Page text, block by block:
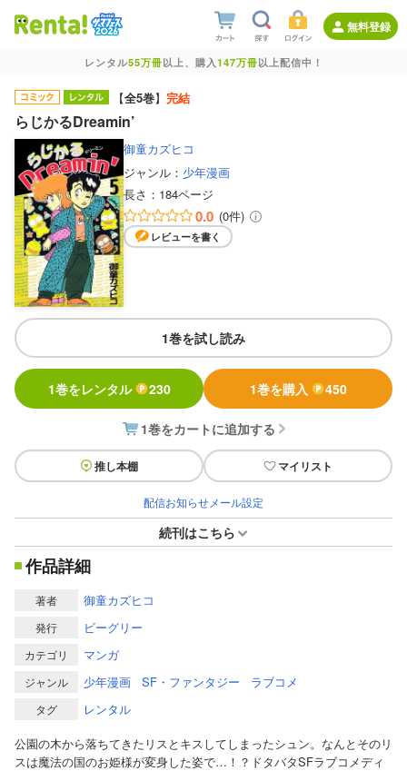
無料登録
レンタル55万冊以上、購入147万冊以上配信中！
【全5巻】 完結
らじかるDreamin’
御童カズヒコ
ジャンル： 少年漫画
長さ： 184ページ
0.0 (0件)
レビューを書く
1巻を試し読み
1巻をレンタル 230 1巻を購入 450
1巻をカートに追加する
推し本棚 マイリスト
配信お知らせメール設定
続刊はこちら
作品詳細
著者 御童カズヒコ
発行 ビーグリー
カテゴリ マンガ
ジャンル 少年漫画 SF・ファンタジー ラブコメ
タグ
レンタル
公園の木から落ちてきたリスとキスしてしまったシュン。なんとそのリ
スは魔法の国のお姫様が変身した姿で…！？ドタバタSFラブコメディ